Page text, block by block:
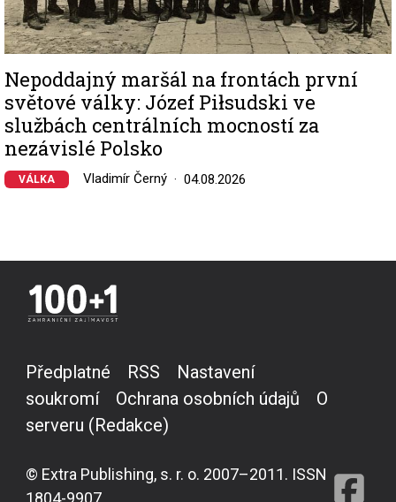
Nepoddajný maršál na frontách první
světové války: Józef Piłsudski ve
službách centrálních mocností za
nezávislé Polsko
VÁLKA Vladimír Černý 04.08.2026
Předplatné RSS
Nastavení
soukromí
Ochrana osobních údajů
O
serveru (Redakce)
© Extra Publishing, s. r. o. 2007–2011. ISSN
1804-9907